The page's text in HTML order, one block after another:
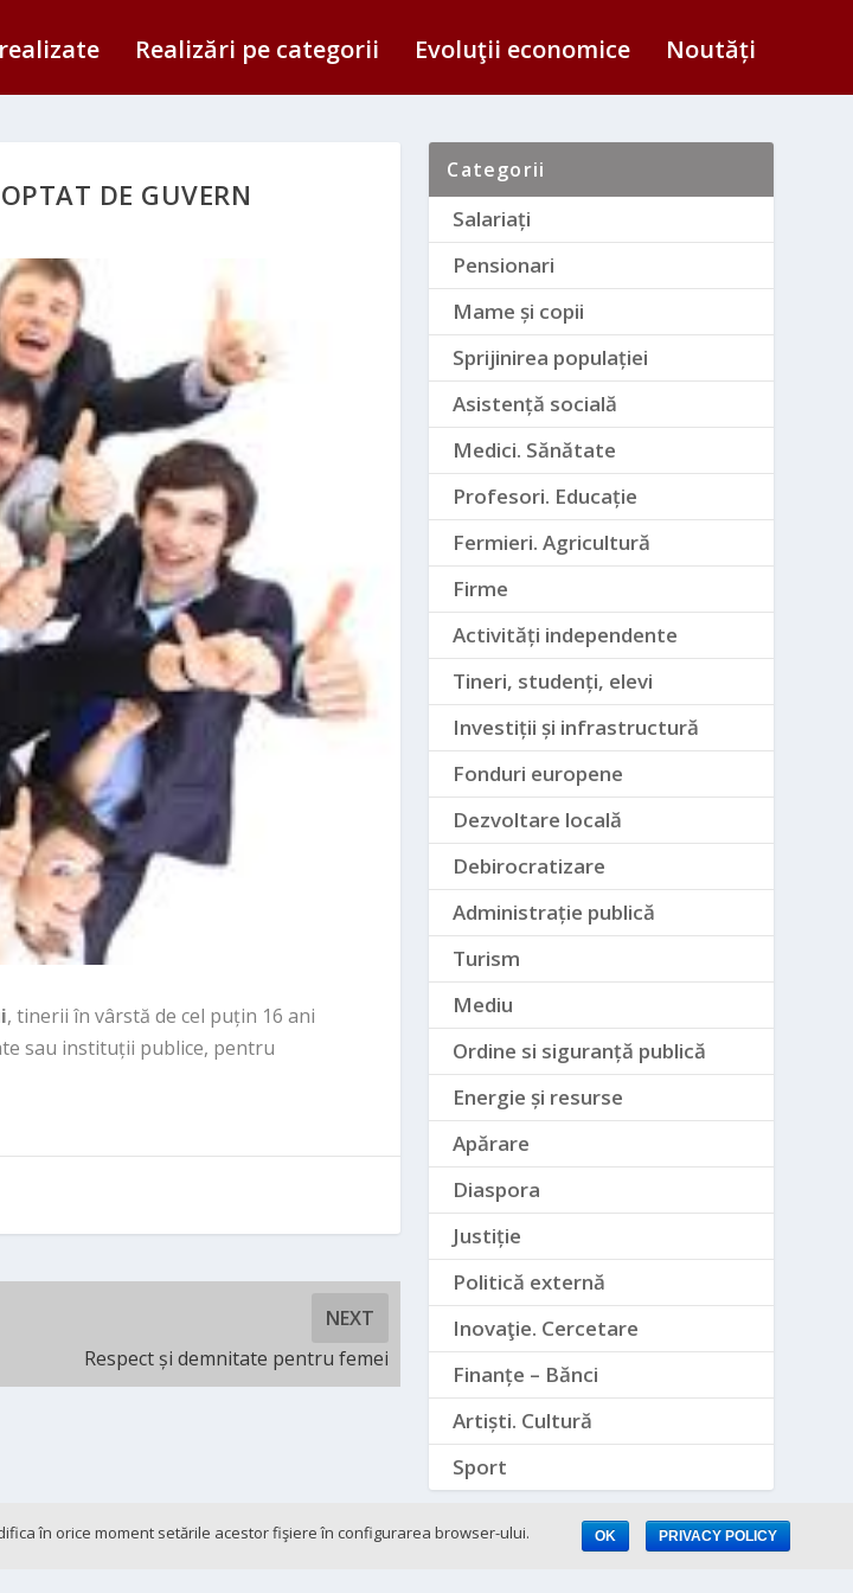
Realizări pe categorii Evoluţii economice Noutăți
DE GUVERN
, tinerii în vârstă de cel puțin 16 ani
sau instituții publice, pentru
NEXT
Respect și demnitate pentru femei
Categorii
Salariați
Pensionari
Mame și copii
Sprijinirea populației
Asistență socială
Medici. Sănătate
Profesori. Educație
Fermieri. Agricultură
Firme
Activități independente
Tineri, studenți, elevi
Investiții și infrastructură
Fonduri europene
Dezvoltare locală
Debirocratizare
Administrație publică
Turism
Mediu
Ordine si siguranță publică
Energie și resurse
Apărare
Diaspora
Justiție
Politică externă
Inovaţie. Cercetare
Finanțe – Bănci
Artiști. Cultură
Sport
în orice moment setările acestor fişiere în configurarea browser-ului. OK PRIVACY POLICY